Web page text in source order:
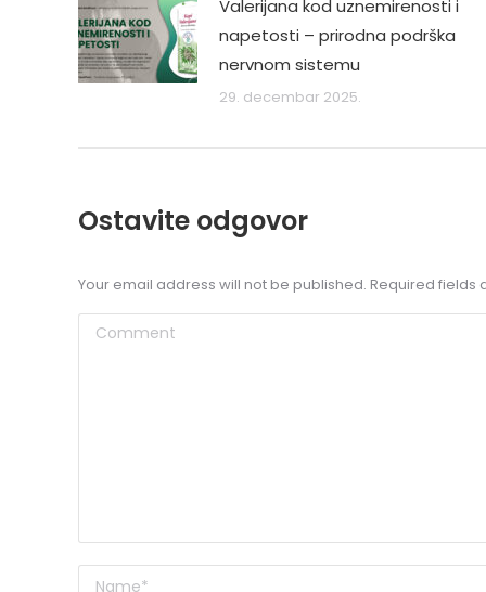
Valerijana kod uznemirenosti i
napetosti – prirodna podrška
nervnom sistemu
29. decembar 2025.
Ostavite odgovor
Your email address will not be published. Required fields
Comment
Name *